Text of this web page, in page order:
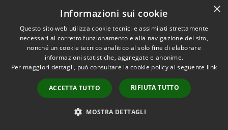
IndirizzoVia Groppino, 22
Ospedale M.O. Locatelli Piario PS Generale...
LEGGI DI PIÙ
Ospedale SS Trinità Romano L.
×
Informazioni sui cookie
Questo sito web utilizza cookie tecnici e assimilati strettamente
necessari al corretto funzionamento e alla navigazione del sito,
nonché un cookie tecnico analitico al solo fine di elaborare
informazioni statistiche, aggregate e anonime.
Per maggiori dettagli, può consultare la cookie policy al seguente link
ACCETTA TUTTO RIFIUTA TUTTO
MOSTRA DETTAGLI